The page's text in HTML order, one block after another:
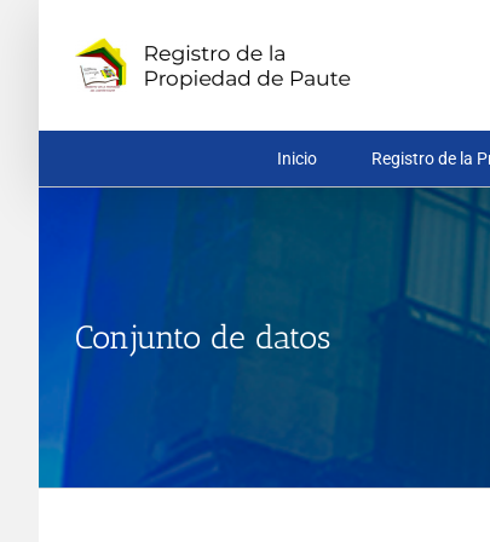
contenido
Inicio Registro de la
Conjunto de datos